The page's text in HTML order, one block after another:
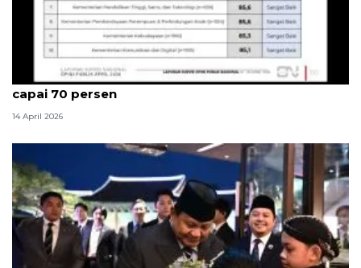
Survei Cyrus catat kepuasan publik kinerja kabinet
capai 70 persen
14 April 2026